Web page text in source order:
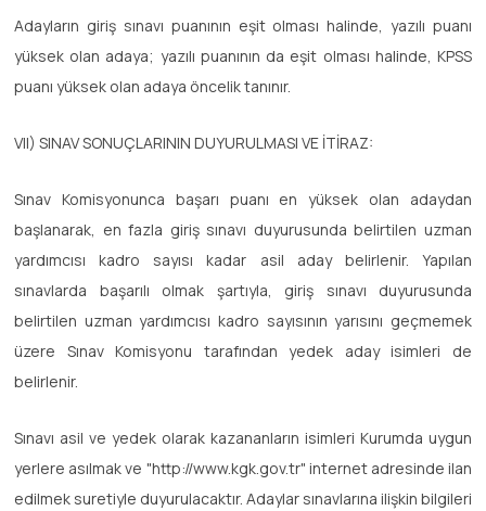
Adayların giriş sınavı puanının eşit olması halinde, yazılı puanı
yüksek olan adaya; yazılı puanının da eşit olması halinde, KPSS
puanı yüksek olan adaya öncelik tanınır.
VII) SINAV SONUÇLARININ DUYURULMASI VE İTİRAZ:
Sınav Komisyonunca başarı puanı en yüksek olan adaydan
başlanarak, en fazla giriş sınavı duyurusunda belirtilen uzman
yardımcısı kadro sayısı kadar asil aday belirlenir. Yapılan
sınavlarda başarılı olmak şartıyla, giriş sınavı duyurusunda
belirtilen uzman yardımcısı kadro sayısının yarısını geçmemek
üzere Sınav Komisyonu tarafından yedek aday isimleri de
belirlenir.
Sınavı asil ve yedek olarak kazananların isimleri Kurumda uygun
yerlere asılmak ve "http://www.kgk.gov.tr" internet adresinde ilan
edilmek suretiyle duyurulacaktır. Adaylar sınavlarına ilişkin bilgileri